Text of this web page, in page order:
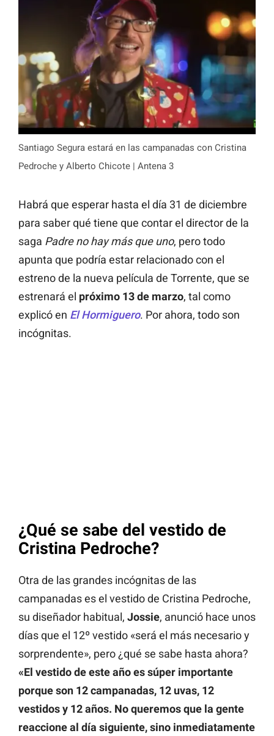
Santiago Segura estará en las campanadas con Cristina
Pedroche y Alberto Chicote | Antena 3
Habrá que esperar hasta el día 31 de diciembre
para saber qué tiene que contar el director de la
saga Padre no hay más que uno, pero todo
apunta que podría estar relacionado con el
estreno de la nueva película de Torrente, que se
estrenará el próximo 13 de marzo, tal como
explicó en El Hormiguero. Por ahora, todo son
incógnitas.
¿Qué se sabe del vestido de
Cristina Pedroche?
Otra de las grandes incógnitas de las
campanadas es el vestido de Cristina Pedroche,
su diseñador habitual, Jossie, anunció hace unos
días que el 12º vestido «será el más necesario y
sorprendente», pero ¿qué se sabe hasta ahora?
«El vestido de este año es súper importante
porque son 12 campanadas, 12 uvas, 12
vestidos y 12 años. No queremos que la gente
reaccione al día siguiente, sino inmediatamente